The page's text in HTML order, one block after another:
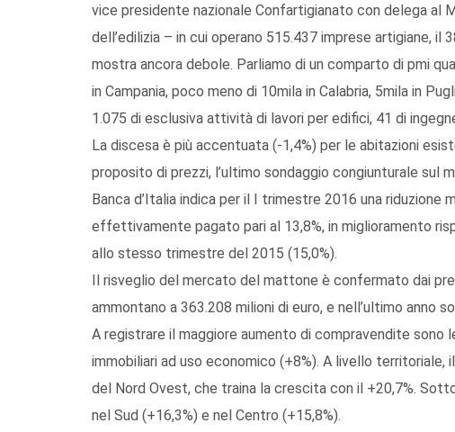
vice presidente nazionale Confartigianato con delega al
dell’edilizia – in cui operano 515.437 imprese artigiane, il
mostra ancora debole. Parliamo di un comparto di pmi
in Campania, poco meno di 10mila in Calabria, 5mila in
1.075 di esclusiva attività di lavori per edifici, 41 di
La discesa è più accentuata (-1,4%) per le abitazioni
proposito di prezzi, l’ultimo sondaggio congiunturale sul
Banca d’Italia indica per il I trimestre 2016 una
effettivamente pagato pari al 13,8%, in miglioramento
allo stesso trimestre del 2015 (15,0%).
Il risveglio del mercato del mattone è confermato dai
ammontano a 363.208 milioni di euro, e nell’ultimo anno
A registrare il maggiore aumento di compravendite sono
immobiliari ad uso economico (+8%). A livello
del Nord Ovest, che traina la crescita con il +20,7%.
nel Sud (+16,3%) e nel Centro (+15,8%).